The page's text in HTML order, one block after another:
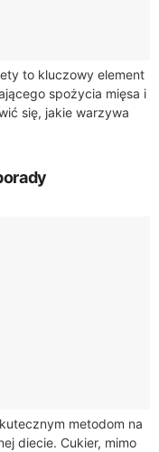
to kluczowy element
spożycia mięsa i
się, jakie warzywa
metodom na
diecie. Cukier, mimo